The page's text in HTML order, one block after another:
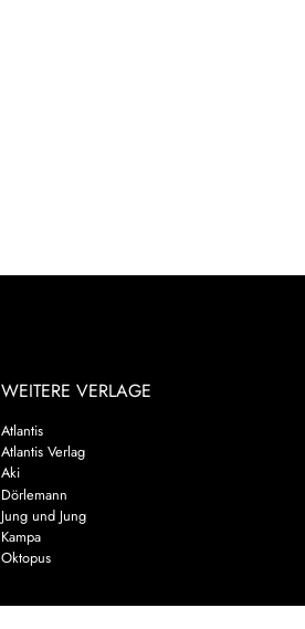
WEITERE VERLAGE
Atlantis
Atlantis Verlag
Aki
Dörlemann
Jung und Jung
Kampa
Oktopus